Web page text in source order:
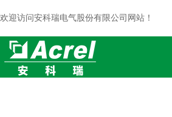
欢迎访问安科瑞电气股份有限公司网站！